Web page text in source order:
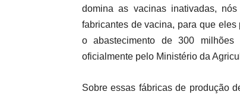
domina as vacinas inativadas,
fabricantes de vacina, para que
o abastecimento de 300
oficialmente pelo Ministério da
Sobre essas fábricas de produção